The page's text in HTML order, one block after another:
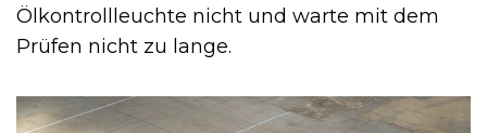
Ölkontrollleuchte nicht und warte mit dem
Prüfen nicht zu lange.